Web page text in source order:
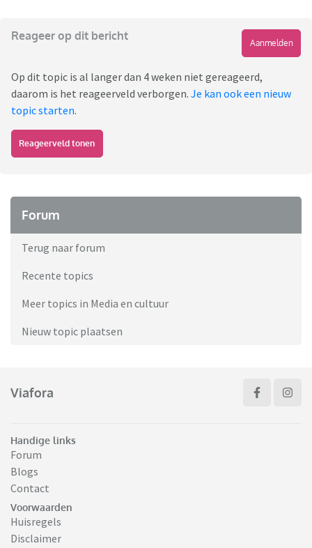
Reageer op dit bericht
Aanmelden
Op dit topic is al langer dan 4 weken niet gereageerd,
daarom is het reageerveld verborgen. Je kan ook een nieuw
topic starten.
Reageerveld tonen
Forum
Terug naar forum
Recente topics
Meer topics in Media en cultuur
Nieuw topic plaatsen
Viafora
Handige links
Forum
Blogs
Contact
Voorwaarden
Huisregels
Disclaimer